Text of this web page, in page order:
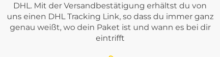
DHL. Mit der Versandbestätigung erhältst du von
uns einen DHL Tracking Link, so dass du immer ganz
genau weißt, wo dein Paket ist und wann es bei dir
eintrifft